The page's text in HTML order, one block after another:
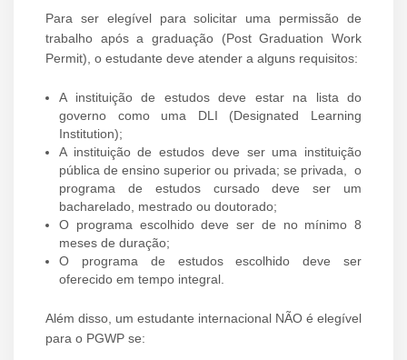
Para ser elegível para solicitar uma permissão de
trabalho após a graduação (Post Graduation Work
Permit), o estudante deve atender a alguns requisitos:
A instituição de estudos deve estar na lista do
governo como uma DLI (Designated Learning
Institution);
A instituição de estudos deve ser uma instituição
pública de ensino superior ou privada; se privada, o
programa de estudos cursado deve ser um
bacharelado, mestrado ou doutorado;
O programa escolhido deve ser de no mínimo 8
meses de duração;
O programa de estudos escolhido deve ser
oferecido em tempo integral.
Além disso, um estudante internacional NÃO é elegível
para o PGWP se: